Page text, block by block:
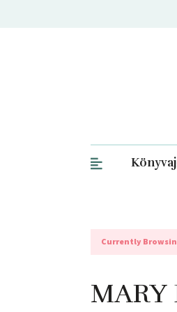
Currently
MARY